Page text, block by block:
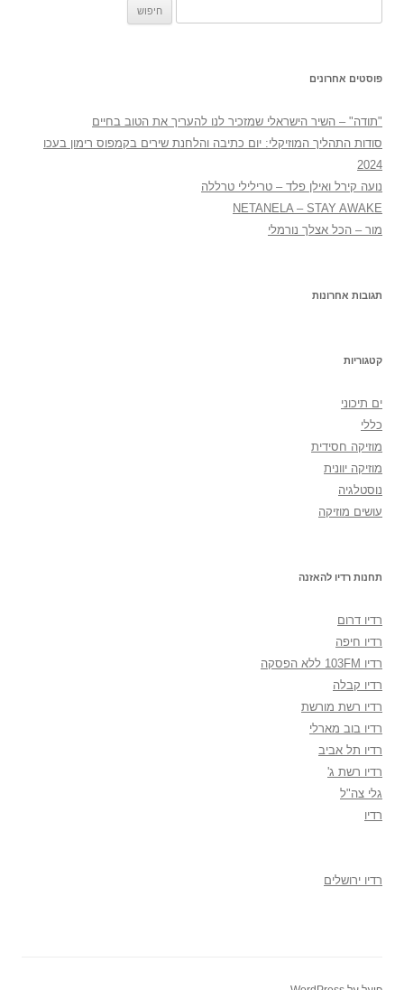
פוסטים אחרונים
"תודה" – השיר הישראלי שמזכיר לנו להעריך את הטוב בחיים
סודות התהליך המוזיקלי: יום כתיבה והלחנת שירים בקמפוס רימון בעכו
2024
נועה קירל ואילן פלד – טרילילי טרללה
NETANELA – STAY AWAKE
מור – הכל אצלך נורמלי
תגובות אחרונות
קטגוריות
ים תיכוני
כללי
מוזיקה חסידית
מוזיקה יוונית
נוסטלגיה
עושים מוזיקה
תחנות רדיו להאזנה
רדיו דרום
רדיו חיפה
רדיו 103FM ללא הפסקה
רדיו קבלה
רדיו רשת מורשת
רדיו בוב מארלי
רדיו תל אביב
רדיו רשת ג'
גלי צה"ל
רדיו
רדיו ירושלים